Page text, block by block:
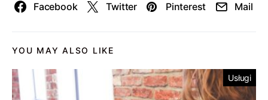
Facebook Twitter Pinterest Mail
YOU MAY ALSO LIKE
Usługi